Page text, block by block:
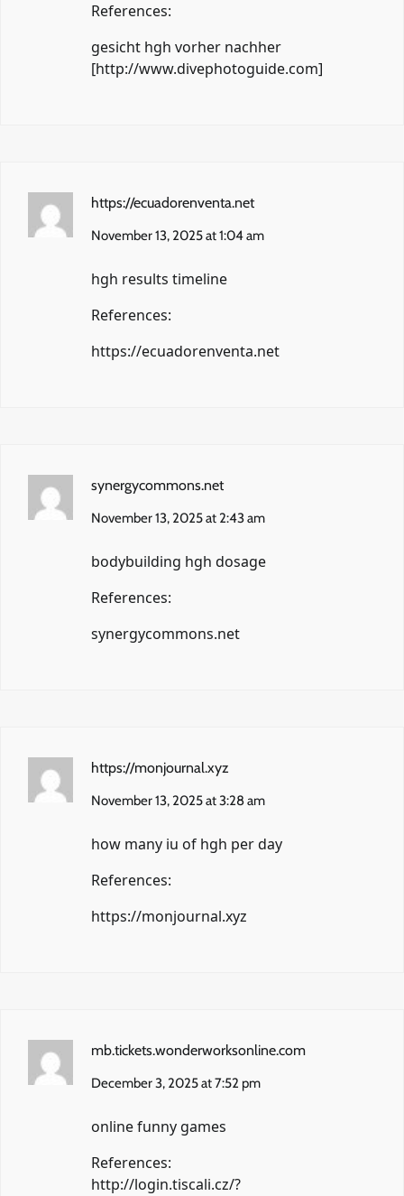
References:
gesicht hgh vorher nachher
[http://www.divephotoguide.com]
https://ecuadorenventa.net
November 13, 2025 at 1:04 am
hgh results timeline
References:
https://ecuadorenventa.net
synergycommons.net
November 13, 2025 at 2:43 am
bodybuilding hgh dosage
References:
synergycommons.net
https://monjournal.xyz
November 13, 2025 at 3:28 am
how many iu of hgh per day
References:
https://monjournal.xyz
mb.tickets.wonderworksonline.com
December 3, 2025 at 7:52 pm
online funny games
References:
http://login.tiscali.cz/?